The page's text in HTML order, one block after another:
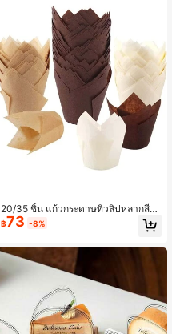
น วันเกิด งานปาร์ตี้ กิจกรรมกลางแจ้ง
ภาชนะเครื่องดื่มเย็น
20/35 ชิ้น แก้วกระดาษทิวลิปหลากสี
สำหรับเค้ก เหมาะสำหรับการทำขนม เ
บเกอรี่ รวมสีขาว น้ำตาล และช็อกโกแล
฿73 -8%